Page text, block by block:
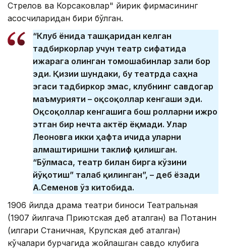
Стрелов ва Корсаковлар" йирик фирмасининг
асосчиларидан бири бўлган.
“Клуб ёнида ташқаридан келган
тадбиркорлар учун театр сифатида
ижарага олинган томошабинлар зали бор
эди. Қизиғи шундаки, бу театрда саҳна
эгаси тадбиркор эмас, клубнинг савдогар
маъмурияти – оқсоқоллар кенгаши эди.
Оқсоқоллар кенгашига бош ролларни ижро
этган бир нечта актёр ёқмади. Улар
Леоновга икки ҳафта ичида уларни
алмаштиришни таклиф қилишган.
“Бўлмаса, театр билан бирга кўзини
йўқотиш” талаб қилинган”, – деб ёзади
А.Семенов ўз китобида.
1906 йилда драма театри биноси Театральная
(1907 йилгача Приютская деб аталган) ва Потанин
(илгари Станичная, Крупская деб аталган)
кўчалари бурчагида жойлашган савдо клубига